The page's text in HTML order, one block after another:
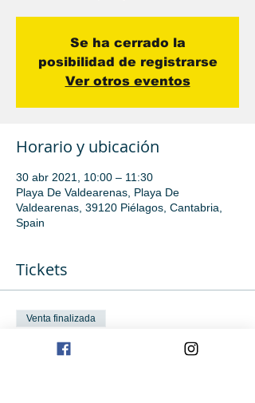
Se ha cerrado la
posibilidad de registrarse
Ver otros eventos
Horario y ubicación
30 abr 2021, 10:00 – 11:30
Playa De Valdearenas, Playa De
Valdearenas, 39120 Piélagos, Cantabria,
Spain
Tickets
Venta finalizada
Tipo de entrada